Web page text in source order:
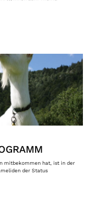
mitbekommen hat, ist in der
der Status